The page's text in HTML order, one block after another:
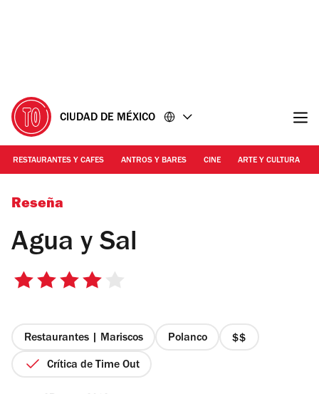
CIUDAD DE MÉXICO
RESTAURANTES Y CAFES ANTROS Y BARES CINE ARTE Y CULTURA
Facebook oficial Agua y Sal
Reseña
Agua y Sal
4
estrellas
Restaurantes | Mariscos Polanco
precio
Crítica de Time Out